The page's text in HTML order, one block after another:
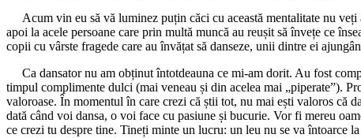
Acum vin eu să vă luminez puțin căci cu această mentalitate nu veți
apoi la acele persoane care prin multă muncă au reușit să învețe ce
copii cu vârste fragede care au învățat să danseze, unii dintre ei
Ca dansator nu am obținut întotdeauna ce mi-am dorit. Au fost
timpul complimente dulci (mai veneau și din acelea mai „piperate”).
valoroase. În momentul în care crezi că știi tot, nu mai ești valoros că
dată când voi dansa, o voi face cu pasiune și bucurie. Vor fi mereu
ce crezi tu despre tine. Tineți minte un lucru: un leu nu se va întoarce